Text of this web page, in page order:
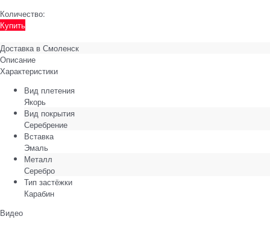
Количество:
Купить
Доставка в Смоленск
Описание
Характеристики
Вид плетения
Якорь
Вид покрытия
Серебрение
Вставка
Эмаль
Металл
Серебро
Тип застёжки
Карабин
Видео